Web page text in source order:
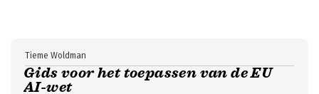
Gids voor het toepassen van de EU
AI-wet
Tieme Woldman